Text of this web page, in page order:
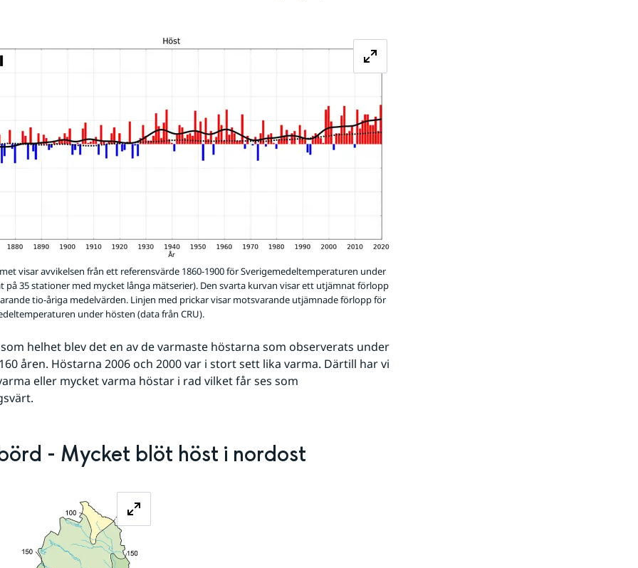
visar avvikelsen från ett referensvärde 1860-1900 för Sverigemedeltemperaturen under
på 35 stationer med mycket långa mätserier). Den svarta kurvan visar ett utjämnat förlopp
tio-åriga medelvärden. Linjen med prickar visar motsvarande utjämnade förlopp för
under hösten (data från CRU).
helhet blev det en av de varmaste höstarna som observerats under
åren. Höstarna 2006 och 2000 var i stort sett lika varma. Därtill har vi
eller mycket varma höstar i rad vilket får ses som
- Mycket blöt höst i nordost